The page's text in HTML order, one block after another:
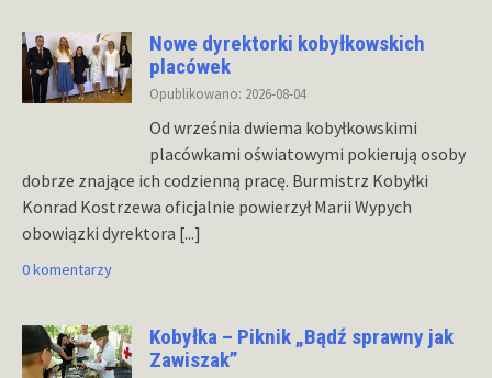
Nowe dyrektorki kobyłkowskich
placówek
Opublikowano: 2026-08-04
Od września dwiema kobyłkowskimi
placówkami oświatowymi pokierują osoby
dobrze znające ich codzienną pracę. Burmistrz Kobyłki
Konrad Kostrzewa oficjalnie powierzył Marii Wypych
obowiązki dyrektora [...]
0 komentarzy
Kobyłka – Piknik „Bądź sprawny jak
Zawiszak”